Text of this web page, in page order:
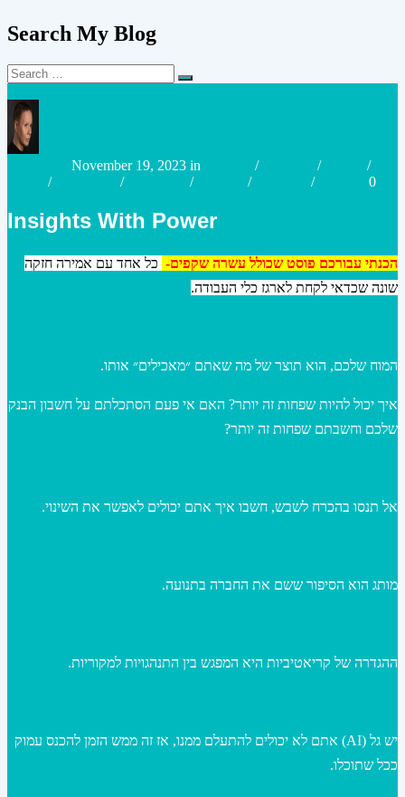
Search My Blog
Search
for:
Search
November 19, 2023 in / /
/
/ / / / / 0
Insights With Power
הכנתי עבורכם פוסט שכולל עשרה שקפים- כל אחד עם אמירה חזקה
שונה שכדאי לקחת לארגז כלי העבודה.
המוח שלכם, הוא תוצר של מה שאתם ״מאכילים״ אותו.
איך יכול להיות שפחות זה יותר? האם אי פעם הסתכלתם על חשבון הבנק
שלכם וחשבתם שפחות זה יותר?
אל תנסו בהכרח לשבש, חשבו איך אתם יכולים לאפשר את השינוי.
מותג הוא הסיפור ששם את החברה בתנועה.
ההגדרה של קריאטיביות היא המפגש בין התנהגויות למקוריות.
יש גל (AI) אתם לא יכולים להתעלם ממנו, אז זה ממש הזמן להכנס עמוק
ככל שתוכלו.